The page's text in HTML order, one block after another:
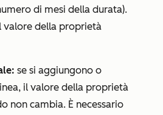
di mesi della durata).
valore della proprietà
se si aggiungono o
il valore della proprietà
non cambia. È necessario